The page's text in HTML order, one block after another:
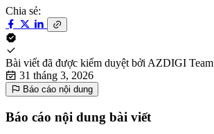
Chia sẻ:
Bài viết đã được kiểm duyệt bởi AZDIGI Team
31 tháng 3, 2026
Báo cáo nội dung
Báo cáo nội dung bài viết